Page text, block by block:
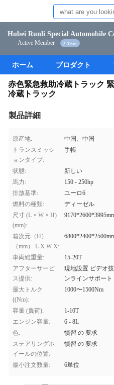
Hubei Runli Special Automobile
Active Member 2 Years
ホーム プロダクト
赤色緊急救助冷蔵トラック
冷蔵トラック
製品詳細
原産地:
中国、中国
トランスミッシ
ョンタイプ:
手帳
状態:
新しい
馬力:
150 - 250hp
排放基準:
ユーロ6
燃料の種類:
ディーゼル
尺寸 (L × W × H)
(mm):
箱次元（H）
（mm） L X W X:
車両総重量:
15-20T
アフターサービ
ス提供:
現地設置 ビデオ
ンラインサポート
最大トルク
((Nm):
1000〜1500Nm
容量 (負荷):
1-10T
エンジン容量:
6 - 8L
色:
慣習 の 要求
ステアリングホ
イールの位置:
慣習 の 要求
最小注文数量: 6単位